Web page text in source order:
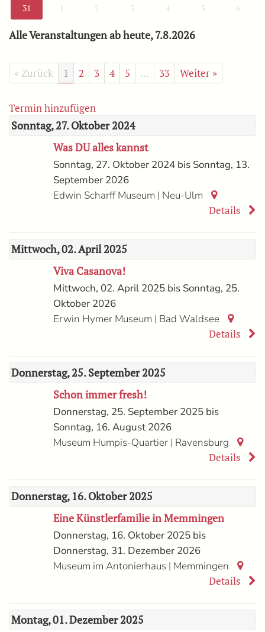
31 1 2 3 4 5 6
Alle Veranstaltungen ab heute, 7.8.2026
« Zurück 1 2 3 4 5 … 33 Weiter »
Termin hinzufügen
Sonntag, 27. Oktober 2024
Was DU alles kannst
Sonntag, 27. Oktober 2024 bis Sonntag, 13.
September 2026
Edwin Scharff Museum | Neu-Ulm
Details
Mittwoch, 02. April 2025
Viva Casanova!
Mittwoch, 02. April 2025 bis Sonntag, 25.
Oktober 2026
Erwin Hymer Museum | Bad Waldsee
Details
Donnerstag, 25. September 2025
Schon immer fresh!
Donnerstag, 25. September 2025 bis
Sonntag, 16. August 2026
Museum Humpis-Quartier| Ravensburg
Details
Donnerstag, 16. Oktober 2025
Eine Künstlerfamilie in Memmingen
Donnerstag, 16. Oktober 2025 bis
Donnerstag, 31. Dezember 2026
Museum im Antonierhaus| Memmingen
Details
Montag, 01. Dezember 2025